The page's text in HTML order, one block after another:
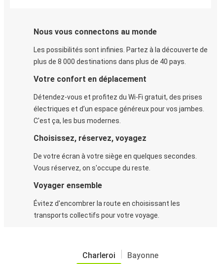
Nous vous connectons au monde
Les possibilités sont infinies. Partez à la découverte de
plus de 8 000 destinations dans plus de 40 pays.
Votre confort en déplacement
Détendez-vous et profitez du Wi-Fi gratuit, des prises
électriques et d’un espace généreux pour vos jambes.
C'est ça, les bus modernes.
Choisissez, réservez, voyagez
De votre écran à votre siège en quelques secondes.
Vous réservez, on s'occupe du reste.
Voyager ensemble
Évitez d'encombrer la route en choisissant les
transports collectifs pour votre voyage.
Charleroi Bayonne